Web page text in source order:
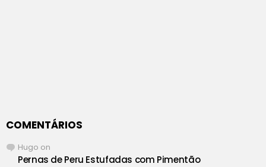
COMENTÁRIOS
Hugo on
Pernas de Peru Estufadas com Pimentão